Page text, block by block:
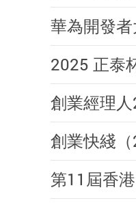
華為開發
2025 正泰
創業經理人
創業快綫（
第11屆香